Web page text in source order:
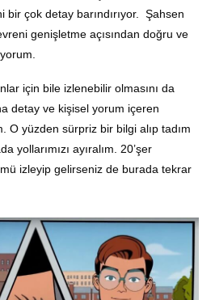
bir çok detay barındırıyor. Şahsen
genişletme açısından doğru ve
için bile izlenebilir olmasını da
detay ve kişisel yorum içeren
O yüzden sürpriz bir bilgi alıp tadım
yollarımızı ayıralım. 20’şer
izleyip gelirseniz de burada tekrar